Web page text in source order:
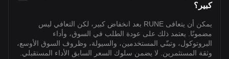
كبير؟
يمكن أن يتعافى RUNE بعد انخفاض كبير، لكن التعافي ليس
مضمونًا. يعتمد ذلك على عودة الطلب في السوق، وأداء
البروتوكول، وتبنّي المستخدمين، والسيولة، وظروف السوق الأوسع،
وثقة المستثمرين. لا يضمن سلوك السعر السابق الأداء المستقبلي.